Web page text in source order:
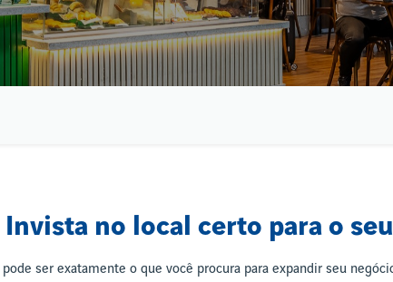
Invista no local certo para o
ser exatamente o que você procura para expandir seu